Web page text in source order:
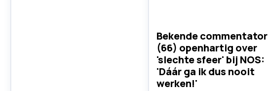
Bekende commentator
(66) openhartig over
'slechte sfeer' bij NOS:
'Dáár ga ik dus nooit
werken!'